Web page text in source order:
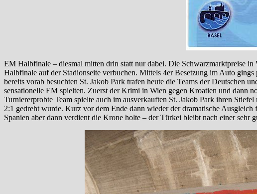
EM Halbfinale – diesmal mitten drin statt nur dabei. Die Schwarzmarktpreise
Halbfinale auf der Stadionseite verbuchen. Mittels 4er Besetzung im Auto
bereits vorab besuchten St. Jakob Park trafen heute die Teams der Deutschen
sensationelle EM spielten. Zuerst der Krimi in Wien gegen Kroatien und dann
Turniererprobte Team spielte auch im ausverkauften St. Jakob Park ihren
2:1 gedreht wurde. Kurz vor dem Ende dann wieder der dramatische
Spanien aber dann verdient die Krone holte – der Türkei bleibt nach einer